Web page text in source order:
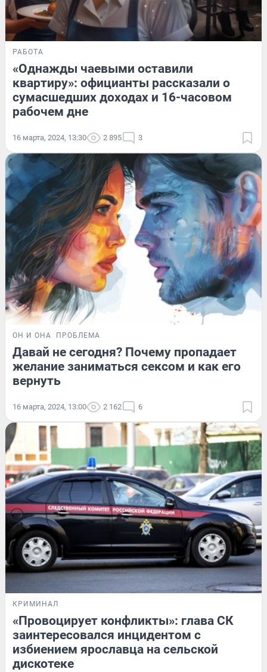
РАБОТА
«Однажды чаевыми оставили
квартиру»: официанты рассказали о
сумасшедших доходах и 16-часовом
рабочем дне
16 марта, 2024, 13:30 2 895 3
ОН И ОНА ПРОБЛЕМА
Давай не сегодня? Почему пропадает
желание заниматься сексом и как его
вернуть
16 марта, 2024, 13:00 2 162 6
КРИМИНАЛ
«Провоцирует конфликты»: глава СК
заинтересовался инцидентом с
избиением ярославца на сельской
дискотеке